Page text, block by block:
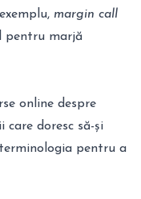
margin call
pentru marjă
online despre
doresc să-și
pentru a